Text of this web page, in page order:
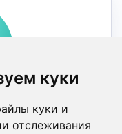
куки
куки и
отслеживания